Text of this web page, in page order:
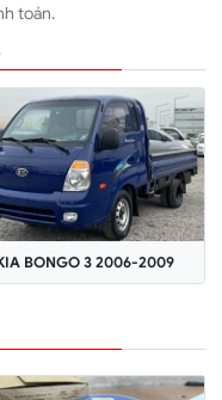
toán.
BONGO 3 2006-2009